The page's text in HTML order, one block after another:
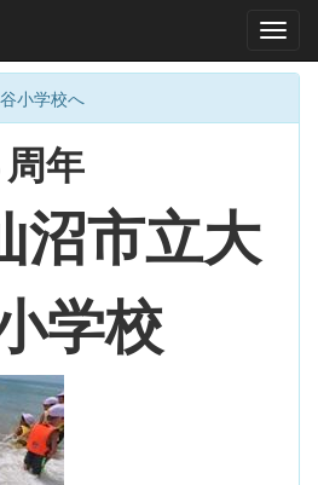
小学校へ
年
沼市立大
学校